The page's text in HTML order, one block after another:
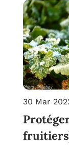
30 Mar